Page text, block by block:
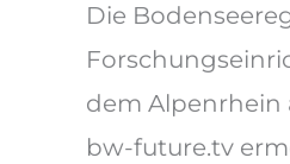
Die
dem
bw-future.tv